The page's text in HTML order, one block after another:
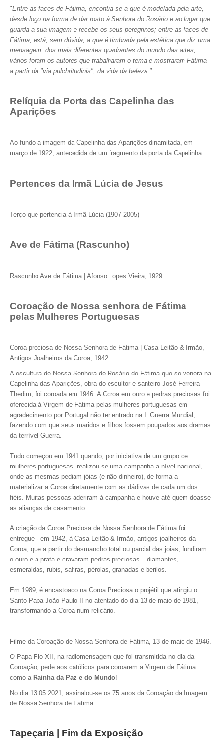
"Entre as faces de Fátima, encontra-se a que é modelada pela arte,
desde logo na forma de dar rosto à Senhora do Rosário e ao lugar que
guarda a sua imagem e recebe os seus peregrinos; entre as faces de
Fátima, está, sem dúvida, a que é timbrada pela estética que diz uma
mensagem: dos mais diferentes quadrantes do mundo das artes,
vários foram os autores que trabalharam o tema e mostraram Fátima
a partir da "via pulchritudinis", da vida da beleza."
Relíquia da Porta das Capelinha das
Aparições
Ao fundo a imagem da Capelinha das Aparições dinamitada, em
março de 1922, antecedida de um fragmento da porta da Capelinha.
Pertences da Irmã Lúcia de Jesus
Terço que pertencia à Irmã Lúcia (1907-2005)
Ave de Fátima (Rascunho)
Rascunho Ave de Fátima | Afonso Lopes Vieira, 1929
Coroação de Nossa senhora de Fátima
pelas Mulheres Portuguesas
Coroa preciosa de Nossa Senhora de Fátima | Casa Leitão & Irmão,
Antigos Joalheiros da Coroa, 1942
A escultura de Nossa Senhora do Rosário de Fátima que se venera na
Capelinha das Aparições, obra do escultor e santeiro José Ferreira
Thedim, foi coroada em 1946. A Coroa em ouro e pedras preciosas foi
oferecida à Virgem de Fátima pelas mulheres portuguesas em
agradecimento por Portugal não ter entrado na II Guerra Mundial,
fazendo com que seus maridos e filhos fossem poupados aos dramas
da terrível Guerra.
Tudo começou em 1941 quando, por iniciativa de um grupo de
mulheres portuguesas, realizou-se uma campanha a nível nacional,
onde as mesmas pediam jóias (e não dinheiro), de forma a
materializar a Coroa diretamente com as dádivas de cada um dos
fiéis. Muitas pessoas aderiram à campanha e houve até quem doasse
as alianças de casamento.
A criação da Coroa Preciosa de Nossa Senhora de Fátima foi
entregue - em 1942, à Casa Leitão & Irmão, antigos joalheiros da
Coroa, que a partir do desmancho total ou parcial das joias, fundiram
o ouro e a prata e cravaram pedras preciosas – diamantes,
esmeraldas, rubis, safiras, pérolas, granadas e berilos.
Em 1989, é encastoado na Coroa Preciosa o projétil que atingiu o
Santo Papa João Paulo II no atentado do dia 13 de maio de 1981,
transformando a Coroa num relicário.
Filme da Coroação de Nossa Senhora de Fátima, 13 de maio de 1946.
O Papa Pio XII, na radiomensagem que foi transmitida no dia da
Coroação, pede aos católicos para coroarem a Virgem de Fátima
como a Rainha da Paz e do Mundo!
No dia 13.05.2021, assinalou-se os 75 anos da Coroação da Imagem
de Nossa Senhora de Fátima.
Tapeçaria | Fim da Exposição